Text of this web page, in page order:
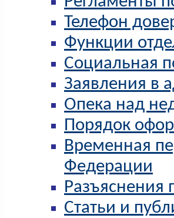
Телефон
Функции
Социальная
Заявления в
Опека над
Порядок
Временная
Федерации
Разъяснения
Статьи и